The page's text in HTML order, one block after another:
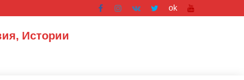
ok
Истории